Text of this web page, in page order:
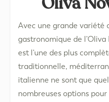
Avec une grande variété
gastronomique de
est l’une des plus
traditionnelle,
italienne ne sont que
nombreuses options